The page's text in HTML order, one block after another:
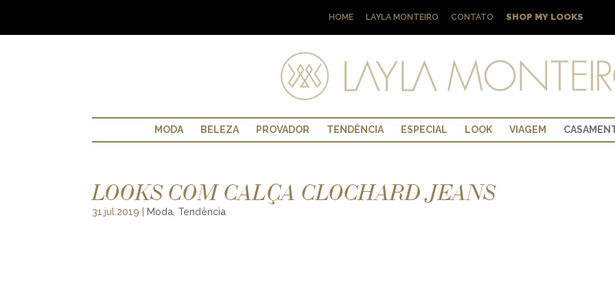
HOME LAYLA MONTEIRO CONTATO SHOP MY LOOKS
MODA BELEZA PROVADOR TENDÊNCIA ESPECIAL LOOK VIAGEM
LOOKS COM CALÇA CLOCHARD JEANS
31.jul.2019 Moda, Tendência